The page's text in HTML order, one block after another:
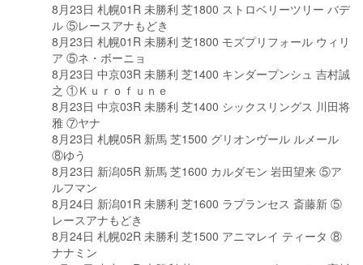
8月23日 札幌01R 未勝利 芝1800 ストロベリーツリー バデ
ル ⑤レースアナもどき
8月23日 札幌01R 未勝利 芝1800 モズプリフォール ウィリ
ア ⑤ネ・ボーニョ
8月23日 中京03R 未勝利 芝1400 キンダープンシュ 吉村誠
之 ①Ｋｕｒｏｆｕｎｅ
8月23日 中京03R 未勝利 芝1400 シックスリングス 川田将
雅 ⑦ヤナ
8月23日 札幌05R 新馬 芝1500 グリオンヴール ルメール
⑧ゆう
8月23日 新潟05R 新馬 芝1600 カルダモン 岩田望来 ⑤ア
ルフマン
8月24日 新潟01R 未勝利 芝1600 ラプランセス 斎藤新 ⑤
レースアナもどき
8月24日 札幌02R 未勝利 芝1500 アニマレイ ティータ ⑧
ナナミン